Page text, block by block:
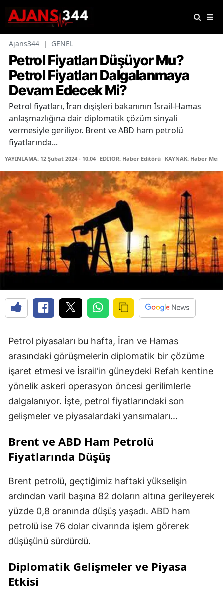
Ajans344 | GENEL
Petrol Fiyatları Düşüyor Mu?
Petrol Fiyatları Dalgalanmaya
Devam Edecek Mi?
Petrol fiyatları, İran dışişleri bakanının İsrail-Hamas
anlaşmazlığına dair diplomatik çözüm sinyali
vermesiyle geriliyor. Brent ve ABD ham petrolü
fiyatlarında...
YAYINLAMA: 12 Şubat 2024 - 10:04 EDİTÖR: Haber Editörü KAYNAK: Haber
Petrol piyasaları bu hafta, İran ve Hamas
arasındaki görüşmelerin diplomatik bir çözüme
işaret etmesi ve İsrail'in güneydeki Refah kentine
yönelik askeri operasyon öncesi gerilimlerle
dalgalanıyor. İşte, petrol fiyatlarındaki son
gelişmeler ve piyasalardaki yansımaları...
Brent ve ABD Ham Petrolü
Fiyatlarında Düşüş
Brent petrolü, geçtiğimiz haftaki yükselişin
ardından varil başına 82 doların altına gerileyerek
yüzde 0,8 oranında düşüş yaşadı. ABD ham
petrolü ise 76 dolar civarında işlem görerek
düşüşünü sürdürdü.
Diplomatik Gelişmeler ve Piyasa
Etkisi